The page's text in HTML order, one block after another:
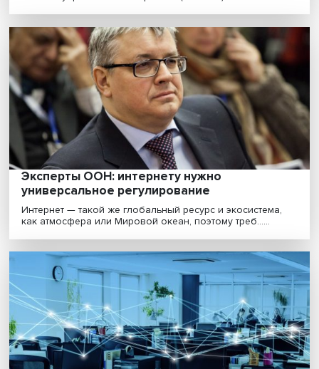
сферу
В польском Катовице с 6 по 10 декабря проходит
ООН по управлению интернетом (IGF 2021). В э......
Эксперты ООН: интернету нужно
универсальное регулирование
Интернет — такой же глобальный ресурс и
как атмосфера или Мировой океан, поэтому треб......